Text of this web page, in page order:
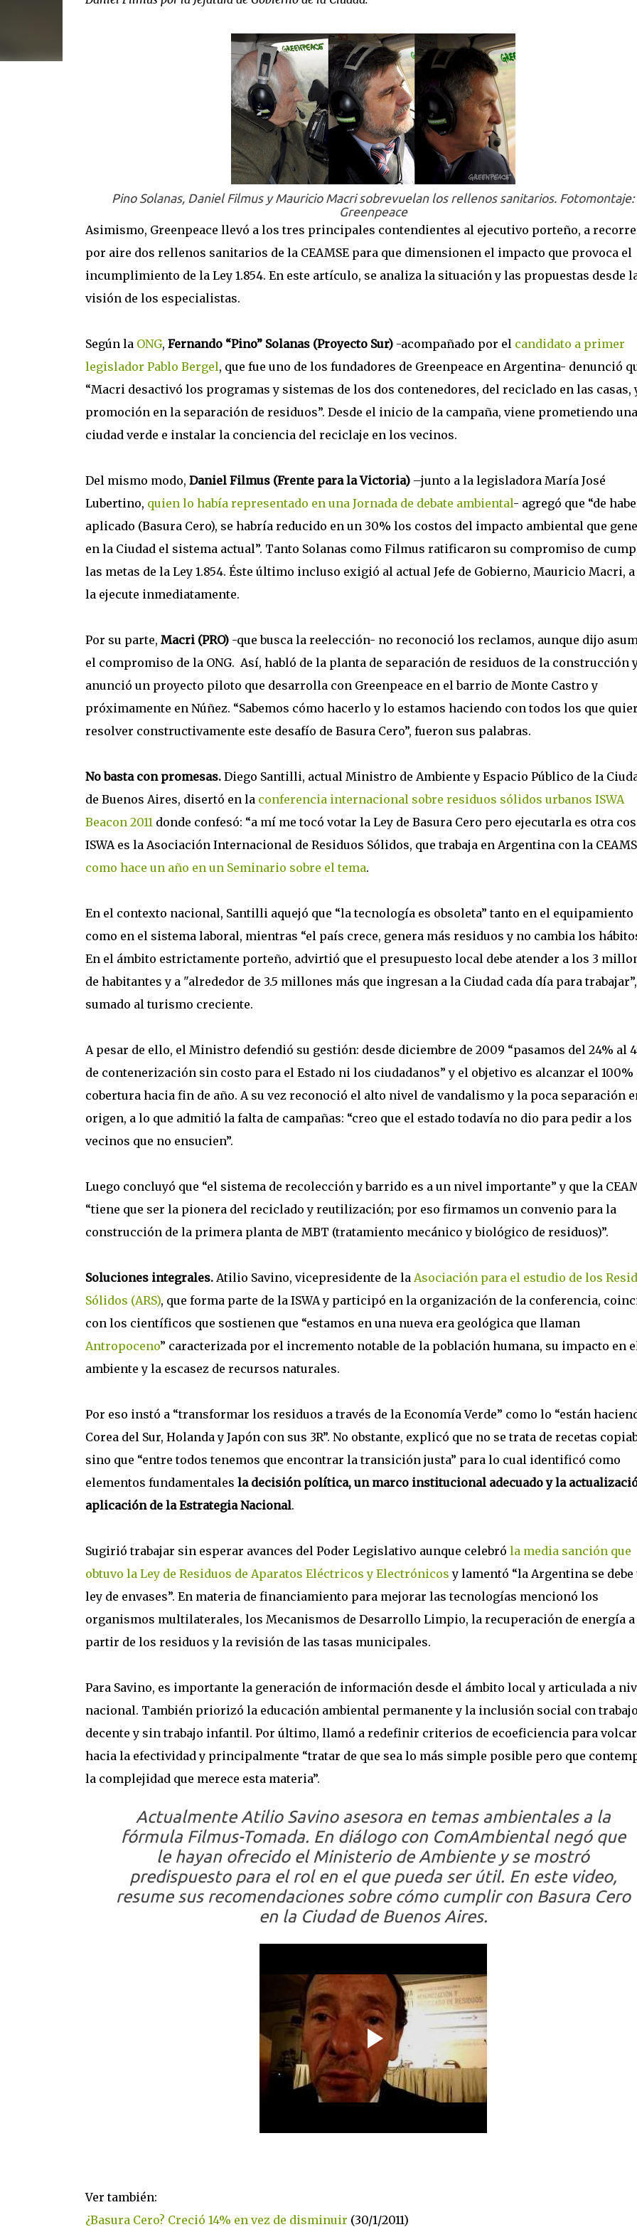
Pino Solanas, Daniel Filmus y Mauricio Macri sobrevuelan los rellenos sanitarios. Fotomontaje:
Greenpeace
Asimismo, Greenpeace llevó a los tres principales contendientes al ejecutivo porteño, a
por aire dos rellenos sanitarios de la CEAMSE para que dimensionen el impacto que provoca el
incumplimiento de la Ley 1.854. En este artículo, se analiza la situación y las propuestas desde
visión de los especialistas.
Según la ONG, Fernando “Pino” Solanas (Proyecto Sur)-acompañado por el candidato a primer
legislador Pablo Bergel, que fue uno de los fundadores de Greenpeace en Argentina- denunció
“Macri desactivó los programas y sistemas de los dos contenedores, del reciclado en las casas,
promoción en la separación de residuos”. Desde el inicio de la campaña, viene prometiendo una
ciudad verde e instalar la conciencia del reciclaje en los vecinos.
Del mismo modo, Daniel Filmus (Frente para la Victoria)–junto a la legisladora María José
Lubertino, quien lo había representado en una Jornada de debate ambiental- agregó que “de
aplicado (Basura Cero), se habría reducido en un 30% los costos del impacto ambiental que
en la Ciudad el sistema actual”. Tanto Solanas como Filmus ratificaron su compromiso de
las metas de la Ley 1.854. Éste último incluso exigió al actual Jefe de Gobierno, Mauricio Macri, a
la ejecute inmediatamente.
Por su parte, Macri (PRO)-que busca la reelección- no reconoció los reclamos, aunque dijo
el compromiso de la ONG. Así, habló de la planta de separación de residuos de la construcción
anunció un proyecto piloto que desarrolla con Greenpeace en el barrio de Monte Castro y
próximamente en Núñez. “Sabemos cómo hacerlo y lo estamos haciendo con todos los que
resolver constructivamente este desafío de Basura Cero”, fueron sus palabras.
No basta con promesas.Diego Santilli, actual Ministro de Ambiente y Espacio Público de la
de Buenos Aires, disertó en la conferencia internacional sobre residuos sólidos urbanos ISWA
Beacon 2011donde confesó: “a mí me tocó votar la Ley de Basura Cero pero ejecutarla es otra
ISWA es la Asociación Internacional de Residuos Sólidos, que trabaja en Argentina con la
como hace un año en un Seminario sobre el tema.
En el contexto nacional, Santilli aquejó que “la tecnología es obsoleta” tanto en el equipamiento
como en el sistema laboral, mientras “el país crece, genera más residuos y no cambia los
En el ámbito estrictamente porteño, advirtió que el presupuesto local debe atender a los 3
de habitantes y a "alrededor de 3.5 millones más que ingresan a la Ciudad cada día para trabajar”,
sumado al turismo creciente.
A pesar de ello, el Ministro defendió su gestión: desde diciembre de 2009 “pasamos del 24% al
de contenerización sin costo para el Estado ni los ciudadanos” y el objetivo es alcanzar el 100%
cobertura hacia fin de año. A su vez reconoció el alto nivel de vandalismo y la poca separación
origen, a lo que admitió la falta de campañas: “creo que el estado todavía no dio para pedir a los
vecinos que no ensucien”.
Luego concluyó que “el sistema de recolección y barrido es a un nivel importante” y que la
“tiene que ser la pionera del reciclado y reutilización; por eso firmamos un convenio para la
construcción de la primera planta de MBT (tratamiento mecánico y biológico de residuos)”.
Soluciones integrales.Atilio Savino, vicepresidente de la Asociación para el estudio de los
Sólidos (ARS), que forma parte de la ISWA y participó en la organización de la conferencia,
con los científicos que sostienen que “estamos en una nueva era geológica que llaman
Antropoceno” caracterizada por el incremento notable de la población humana, su impacto en
ambiente y la escasez de recursos naturales.
Por eso instó a “transformar los residuos a través de la Economía Verde” como lo “están
Corea del Sur, Holanda y Japón con sus 3R”. No obstante, explicó que no se trata de recetas
sino que “entre todos tenemos que encontrar la transición justa” para lo cual identificó como
elementos fundamentales la decisión política, un marco institucional adecuado y la
aplicación de la Estrategia Nacional.
Sugirió trabajar sin esperar avances del Poder Legislativo aunque celebró la media sanción que
obtuvo la Ley de Residuos de Aparatos Eléctricos y Electrónicos y lamentó “la Argentina se debe
ley de envases”. En materia de financiamiento para mejorar las tecnologías mencionó los
organismos multilaterales, los Mecanismos de Desarrollo Limpio, la recuperación de energía a
partir de los residuos y la revisión de las tasas municipales.
Para Savino, es importante la generación de información desde el ámbito local y articulada a
nacional. También priorizó la educación ambiental permanente y la inclusión social con trabajo
decente y sin trabajo infantil. Por último, llamó a redefinir criterios de ecoeficiencia para
hacia la efectividad y principalmente “tratar de que sea lo más simple posible pero que
la complejidad que merece esta materia”.
Actualmente Atilio Savino asesora en temas ambientales a la
fórmula Filmus-Tomada. En diálogo con ComAmbiental negó que
le hayan ofrecido el Ministerio de Ambiente y se mostró
predispuesto para el rol en el que pueda ser útil. En este video,
resume sus recomendaciones sobre cómo cumplir con Basura Cero
en la Ciudad de Buenos Aires.
Ver también:
¿Basura Cero? Creció 14% en vez de disminuir (30/1/2011)